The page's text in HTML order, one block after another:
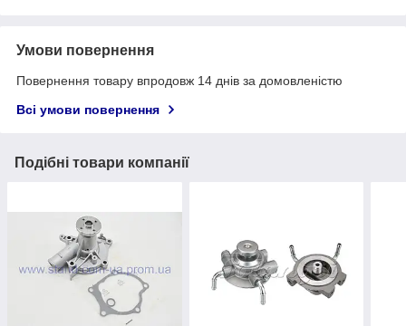
Умови повернення
Повернення товару впродовж 14 днів за домовленістю
Всі умови повернення
Подібні товари компанії